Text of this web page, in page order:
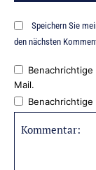
Speichern Sie
den nächsten
Mail.